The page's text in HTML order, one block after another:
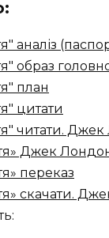
аналіз
образ
план
цитати
читати.
Джек
переказ
скачати.